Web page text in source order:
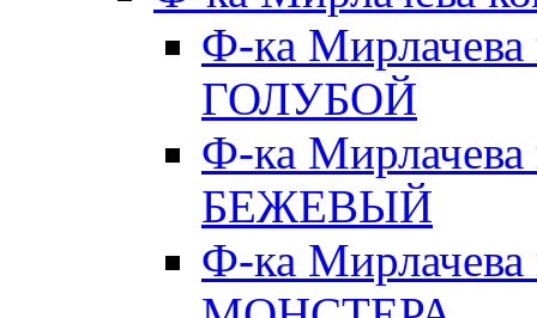
Ф-ка
ГОЛУБОЙ
Ф-ка
БЕЖЕВЫЙ
Ф-ка